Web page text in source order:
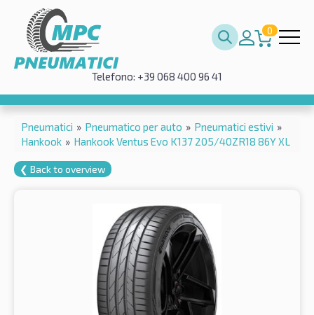
0
Telefono: +39 068 400 96 41
Pneumatici » Pneumatico per auto » Pneumatici estivi »
Hankook » Hankook Ventus Evo K137 205/40ZR18 86Y XL
❮ Back to overview